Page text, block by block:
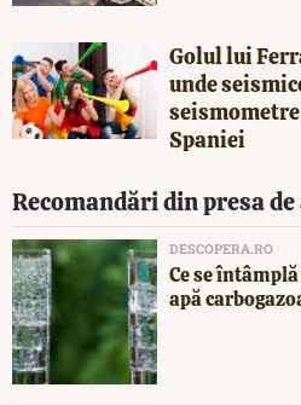
Golul lui
unde
Spaniei
Recomandări din presa de
DESCOPERA.RO
Ce se
apă